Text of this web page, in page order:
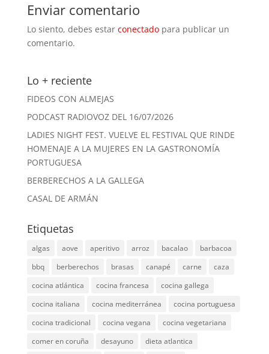
Enviar comentario
Lo siento, debes estar conectadopara publicar un
comentario.
Lo + reciente
FIDEOS CON ALMEJAS
PODCAST RADIOVOZ DEL 16/07/2026
LADIES NIGHT FEST. VUELVE EL FESTIVAL QUE RINDE
HOMENAJE A LA MUJERES EN LA GASTRONOMÍA
PORTUGUESA
BERBERECHOS A LA GALLEGA
CASAL DE ARMÁN
Etiquetas
algas aove aperitivo arroz bacalao
barbacoa
bbq
berberechos brasas canapé carne
caza
cocina atlántica
cocina francesa
cocina gallega
cocina italiana
cocina mediterránea
cocina portuguesa
cocina tradicional
cocina vegana
cocina vegetariana
comer en coruña
desayuno
dieta atlantica